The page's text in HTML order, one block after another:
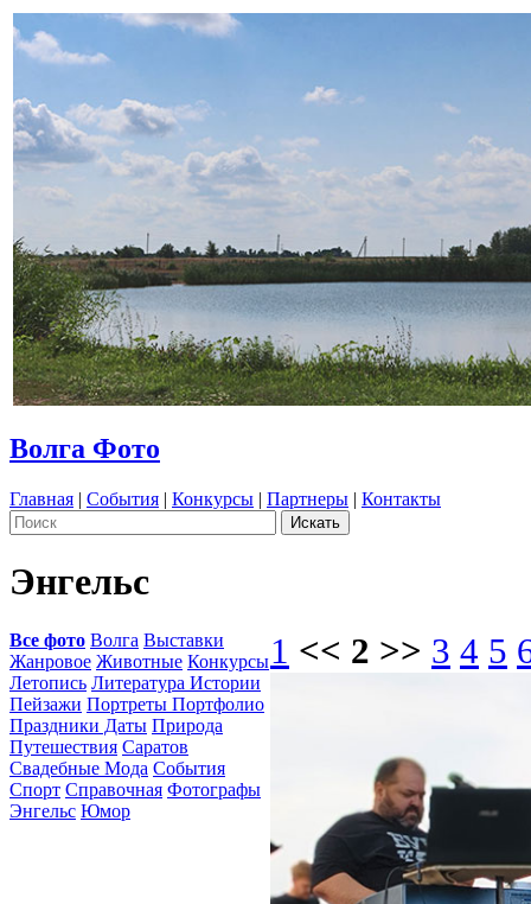
Волга Фото
Главная | События | Конкурсы | Партнеры | Контакты
Энгельс
Все фото Волга Выставки
Жанровое Животные Конкурсы
Летопись Литература Истории
Пейзажи Портреты Портфолио
Праздники Даты Природа
Путешествия Саратов
Свадебные Мода События
Спорт Справочная Фотографы
Энгельс Юмор
1 << 2 >> 3 4 5